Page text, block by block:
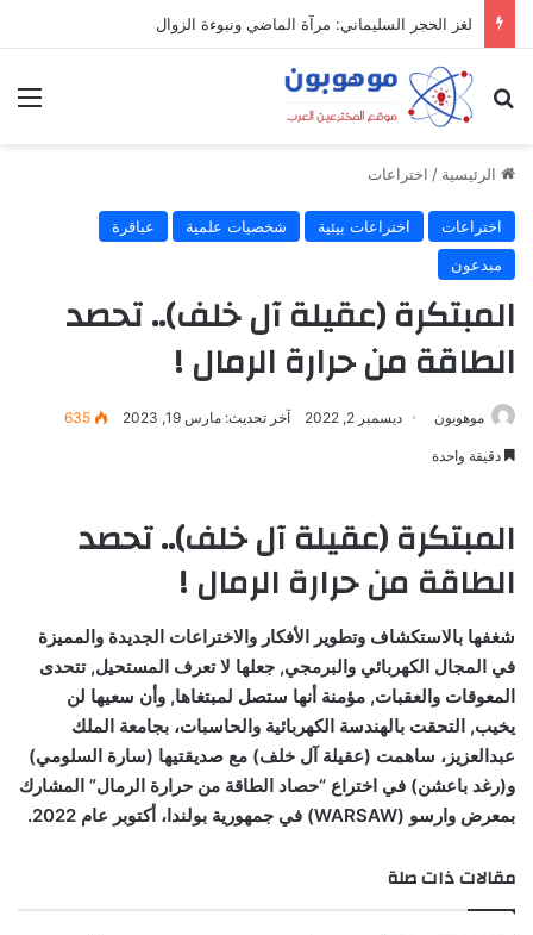
لغز الحجر السليماني: مرآة الماضي ونبوءة الزوال
بحث عن
الرئيسية / اختراعات
اختراعات اختراعات بيئية شخصيات علمية
عباقرة
مبدعون
المبتكرة (عقيلة آل خلف).. تحصد
الطاقة من حرارة الرمال !
موهوبون ديسمبر 2, 2022 آخر تحديث: مارس 19, 2023 635
دقيقة واحدة
المبتكرة (عقيلة آل خلف).. تحصد
الطاقة من حرارة الرمال !
شغفها بالاستكشاف وتطوير الأفكار والاختراعات الجديدة والمميزة
في المجال الكهربائي والبرمجي, جعلها لا تعرف المستحيل, تتحدى
المعوقات والعقبات, مؤمنة أنها ستصل لمبتغاها, وأن سعيها لن
يخيب, التحقت بالهندسة الكهربائية والحاسبات، بجامعة الملك
عبدالعزيز، ساهمت (عقيلة آل خلف) مع صديقتيها (سارة السلومي)
و(رغد باعشن) في اختراع “حصاد الطاقة من حرارة الرمال” المشارك
بمعرض وارسو (WARSAW) في جمهورية بولندا، أكتوبر عام 2022.
مقالات ذات صلة